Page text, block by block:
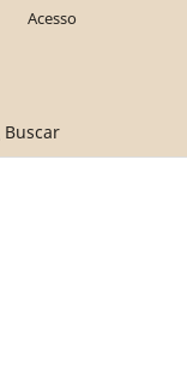
Buscar
Acesso